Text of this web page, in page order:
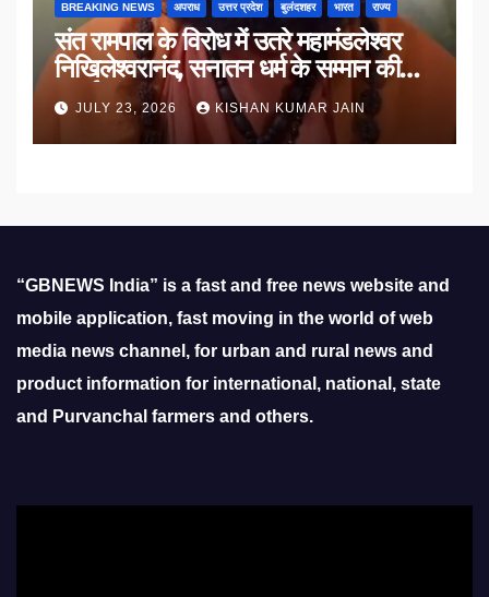
BREAKING NEWS अपराध उत्तर प्रदेश बुलंदशहर भारत राज्य
संत रामपाल के विरोध में उतरे महामंडलेश्वर
निखिलेश्वरानंद, सनातन धर्म के सम्मान की
उठाई मांग
JULY 23, 2026 KISHAN KUMAR JAIN
“GBNEWS India” is a fast and free news website and
mobile application, fast moving in the world of web
media news channel, for urban and rural news and
product information for international, national, state
and Purvanchal farmers and others.